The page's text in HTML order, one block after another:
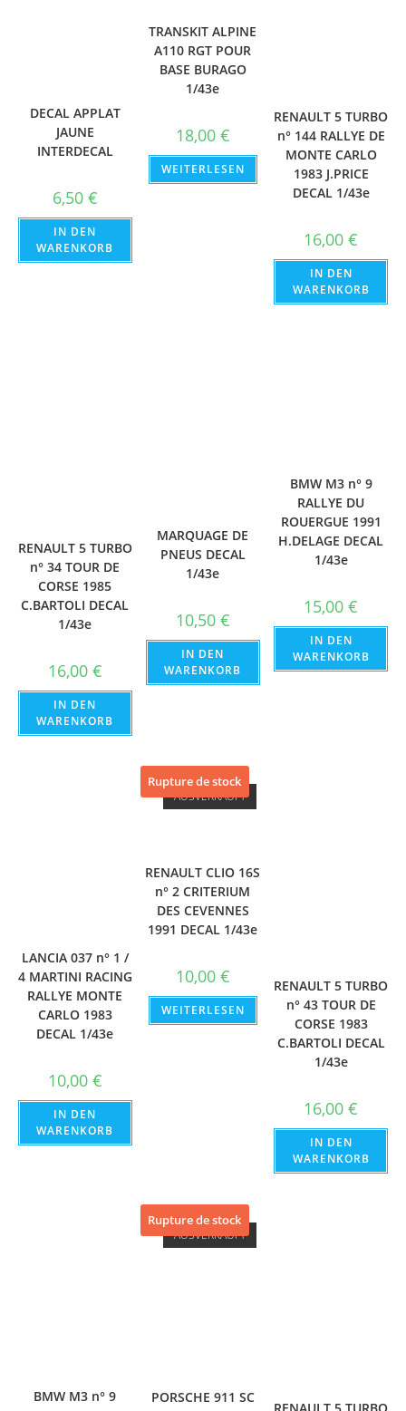
DECAL APPLAT
JAUNE
INTERDECAL
6,50 €
IN DEN
WARENKORB
TRANSKIT ALPINE
A110 RGT POUR
BASE BURAGO
1/43e
18,00 €
WEITERLESEN
RENAULT 5 TURBO
n° 144 RALLYE DE
MONTE CARLO
1983 J.PRICE
DECAL 1/43e
16,00€
IN DEN
WARENKORB
RENAULT 5 TURBO
n° 34 TOUR DE
CORSE 1985
C.BARTOLI DECAL
1/43e
16,00 €
IN DEN
WARENKORB
MARQUAGE DE
PNEUS DECAL
1/43e
10,50 €
IN DEN
WARENKORB
BMW M3 n° 9
RALLYE DU
ROUERGUE 1991
H.DELAGE DECAL
1/43e
15,00€
IN DEN
WARENKORB
LANCIA 037 n° 1 /
4 MARTINI RACING
RALLYE MONTE
CARLO 1983
DECAL 1/43e
10,00 €
IN DEN
WARENKORB
Rupture de stock
AUSVERKAUFT
RENAULT CLIO 16S
n° 2 CRITERIUM
DES CEVENNES
1991 DECAL 1/43e
10,00 €
WEITERLESEN
RENAULT 5 TURBO
n° 43 TOUR DE
CORSE 1983
C.BARTOLI DECAL
1/43e
16,00€
IN DEN
WARENKORB
BMW M3 n° 9
Rupture de stock
AUSVERKAUFT
PORSCHE 911 SC